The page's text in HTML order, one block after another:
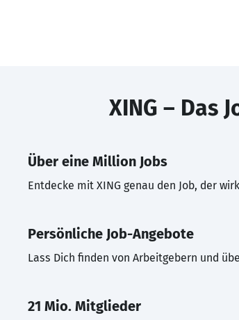
XING – Das
Über eine Million Jobs
Entdecke mit XING genau den Job, der
Persönliche Job-Angebote
Lass Dich finden von Arbeitgebern und
21 Mio. Mitglieder